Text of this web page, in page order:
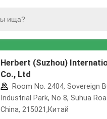
Herbert (Suzhou)
Co., Ltd
Room No. 2404, Sovereign
Industrial Park, No 8, Suhua
China, 215021,Китай